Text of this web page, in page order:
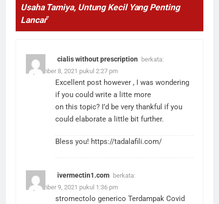
Usaha Tamiya, Untung Kecil Yang Penting
Lancar”
cialis without prescription
berkata:
September 8, 2021 pukul 2:27 pm
Excellent post however , I was wondering
if you could write a litte more
on this topic? I’d be very thankful if you
could elaborate a little bit further.
Bless you! https://tadalafili.com/
ivermectin1.com berkata:
September 9, 2021 pukul 1:36 pm
stromectolo generico Terdampak Covid